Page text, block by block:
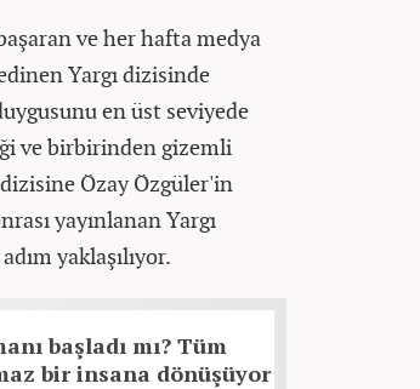
ve her hafta medya
Yargı dizisinde
en üst seviyede
ve birbirinden gizemli
Özay Özgüler'in
yayınlanan Yargı
yaklaşılıyor.
başladı mı? Tüm
bir insana dönüşüyor